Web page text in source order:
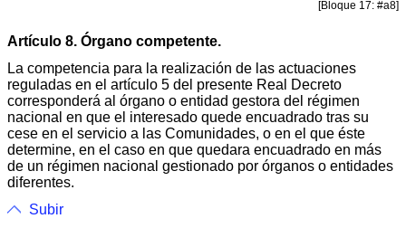
[Bloque 17: #a8]
Artículo 8. Órgano competente.
La competencia para la realización de las actuaciones
reguladas en el artículo 5 del presente Real Decreto
corresponderá al órgano o entidad gestora del régimen
nacional en que el interesado quede encuadrado tras su
cese en el servicio a las Comunidades, o en el que éste
determine, en el caso en que quedara encuadrado en más
de un régimen nacional gestionado por órganos o entidades
diferentes.
Subir